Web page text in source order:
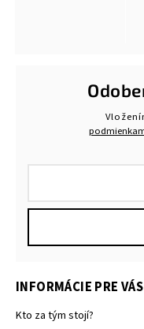
INFORMÁCIE PRE VÁS
Kto za tým stojí?